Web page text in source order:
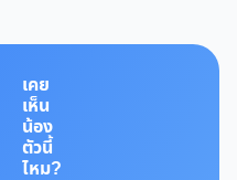
เคย
เห็น
น้อง
ตัวนี้
ไหม?